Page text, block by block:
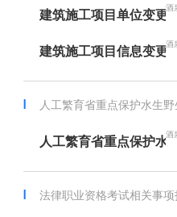
建筑施工项目单位变更
建筑施工项目信息变更
人工繁育省重点保护水生
人工繁育省重点保护水
法律职业资格考试相关事